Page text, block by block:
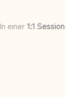
In einer1:1 Session